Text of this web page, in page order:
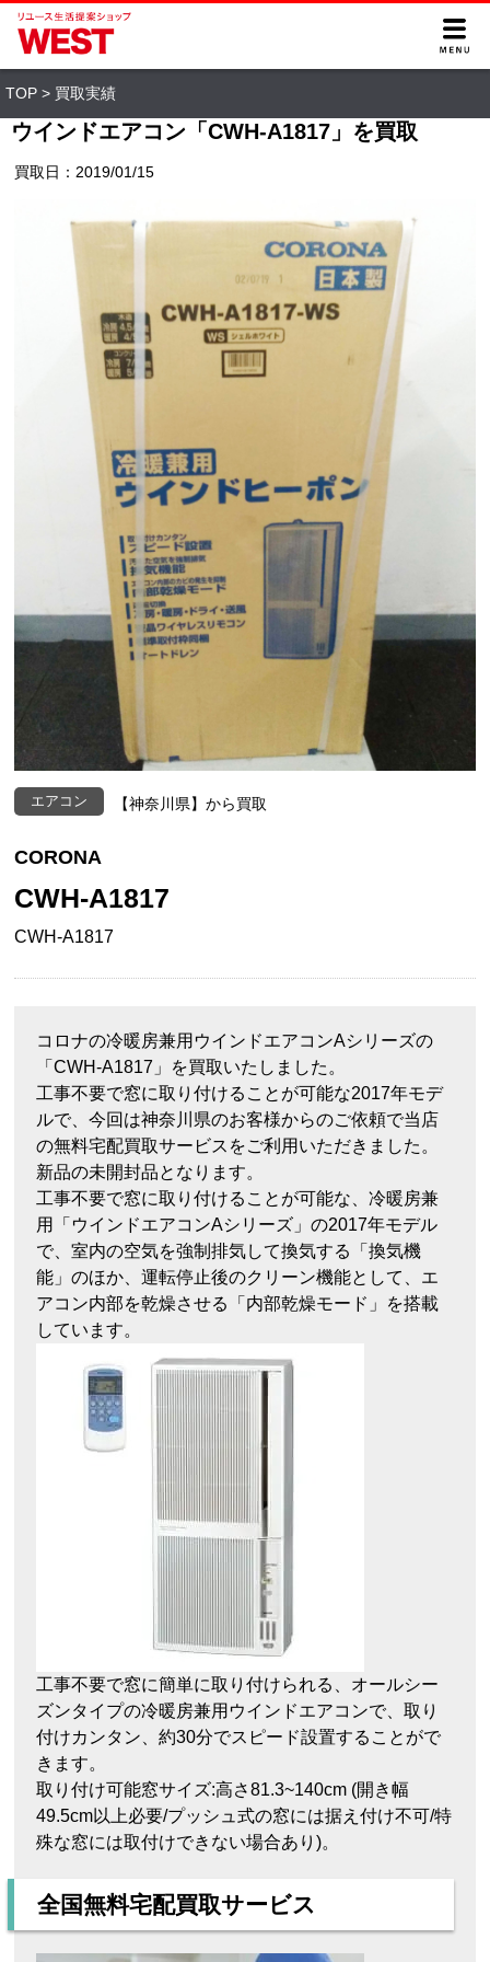
TOP > 買取実績
ウインドエアコン「CWH-A1817」を買取
買取日：2019/01/15
エアコン 【神奈川県】から買取
CORONA
CWH-A1817
CWH-A1817
コロナの冷暖房兼用ウインドエアコンAシリーズの
「CWH-A1817」を買取いたしました。
工事不要で窓に取り付けることが可能な2017年モデ
ルで、今回は神奈川県のお客様からのご依頼で当店
の無料宅配買取サービスをご利用いただきました。
新品の未開封品となります。
工事不要で窓に取り付けることが可能な、冷暖房兼
用「ウインドエアコンAシリーズ」の2017年モデル
で、室内の空気を強制排気して換気する「換気機
能」のほか、運転停止後のクリーン機能として、エ
アコン内部を乾燥させる「内部乾燥モード」を搭載
しています。
工事不要で窓に簡単に取り付けられる、オールシー
ズンタイプの冷暖房兼用ウインドエアコンで、取り
付けカンタン、約30分でスピード設置することがで
きます。
取り付け可能窓サイズ:高さ81.3~140cm (開き幅
49.5cm以上必要/プッシュ式の窓には据え付け不可/特
殊な窓には取付けできない場合あり)。
全国無料宅配買取サービス